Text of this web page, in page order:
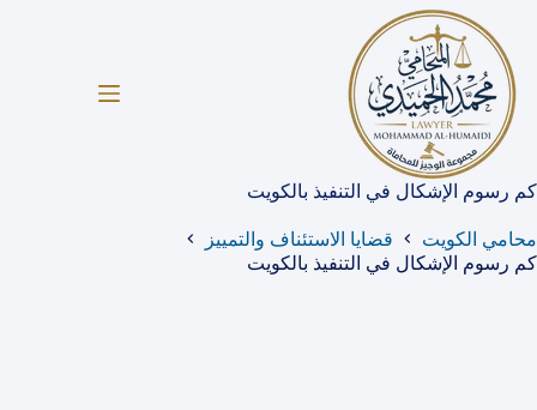
المحتوى
كم رسوم الإشكال في التنفيذ بالكويت
محامي الكويت
قضايا الاستئناف والتمييز
كم رسوم الإشكال في التنفيذ بالكويت